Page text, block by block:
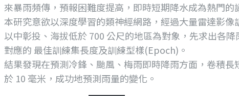
來暴雨頻傳，預報困難度提高，即時短期降水成為熱門的
本研究意欲以深度學習的類神經網路，經過大量雷達影
以中彰投、海拔低於 700 公尺的地區為對象，先求出各
對應的 最佳訓練集長度及訓練型樣(Epoch)。
結果發現在預測冷鋒、颱風、梅雨即時降雨方面，卷積
於 10 毫米，成功地預測雨量的變化。